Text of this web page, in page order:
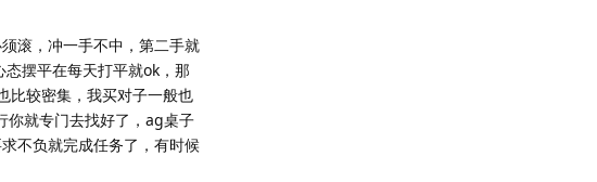
滚，冲一手不中，第二手就
摆平在每天打平就ok，那
比较密集，我买对子一般也
你就专门去找好了，ag桌子
不负就完成任务了，有时候